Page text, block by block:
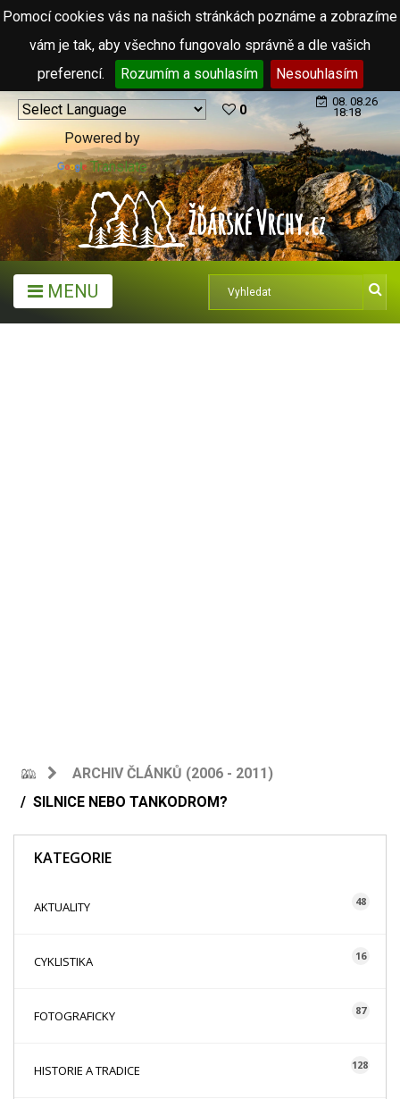
Pomocí cookies vás na našich stránkách poznáme a zobrazíme
vám je tak, aby všechno fungovalo správně a dle vašich
preferencí.
Rozumím a souhlasím Nesouhlasím
Powered by
Translate
0
08. 08.26
18:18
MENU
ARCHIV ČLÁNKŮ (2006 - 2011)
SILNICE NEBO TANKODROM?
KATEGORIE
AKTUALITY 48
CYKLISTIKA 16
FOTOGRAFICKY 87
HISTORIE A TRADICE 128